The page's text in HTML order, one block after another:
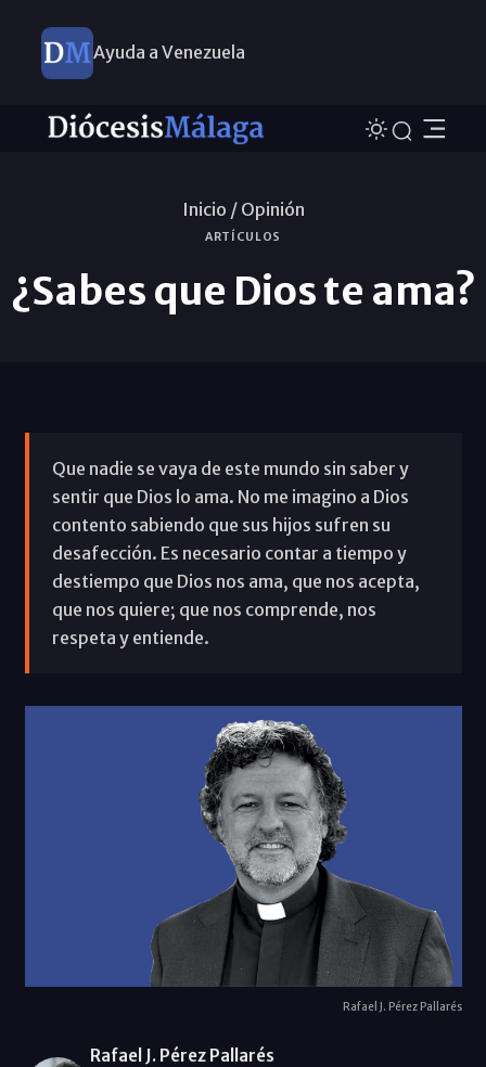
Ayuda a Venezuela
Inicio / Opinión
ARTÍCULOS
¿Sabes que Dios te ama?
Que nadie se vaya de este mundo sin saber y
sentir que Dios lo ama. No me imagino a Dios
contento sabiendo que sus hijos sufren su
desafección. Es necesario contar a tiempo y
destiempo que Dios nos ama, que nos acepta,
que nos quiere; que nos comprende, nos
respeta y entiende.
Rafael J. Pérez Pallarés
Rafael J. Pérez Pallarés